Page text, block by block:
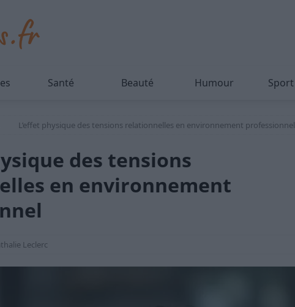
Santé Beauté Humour Sport
L’effet physique des tensions relationnelles en environnement professionnel
des tensions
en environnement
Leclerc